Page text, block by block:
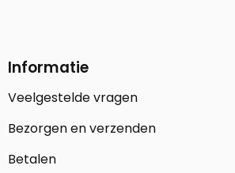
Informatie
Veelgestelde vragen
Bezorgen en verzenden
Betalen